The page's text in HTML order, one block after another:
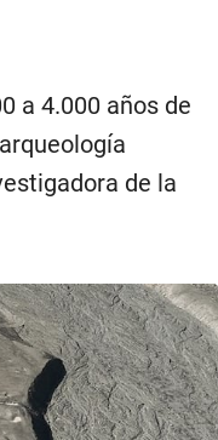
a 4.000 años de
de la